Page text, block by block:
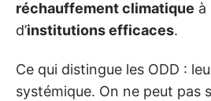
réchauffement climatique à
d’institutions efficaces.
Ce qui distingue les ODD :
systémique. On ne peut pas